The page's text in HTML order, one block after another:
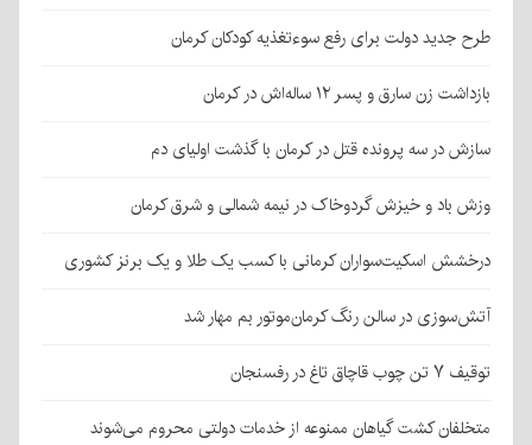
طرح جدید دولت برای رفع سوءتغذیه کودکان کرمان
بازداشت زن سارق و پسر ۱۲ ساله‌اش در کرمان
سازش در سه پرونده قتل در کرمان با گذشت اولیای دم
وزش باد و خیزش گردوخاک در نیمه شمالی و شرق کرمان
درخشش اسکیت‌سواران کرمانی با کسب یک طلا و یک برنز کشوری
آتش‌سوزی در سالن رنگ کرمان‌موتور بم مهار شد
توقیف ۷ تن چوب قاچاق تاغ در رفسنجان
متخلفان کشت گیاهان ممنوعه از خدمات دولتی محروم می‌شوند